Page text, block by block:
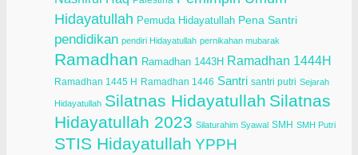
Hidayatullah Pemuda Hidayatullah Pena Santri
pendidikan pendiri Hidayatullah pernikahan mubarak
Ramadhan Ramadhan 1443H Ramadhan 1444H
Ramadhan 1445 H Ramadhan 1446 Santri santri putri Sejarah
Hidayatullah Silatnas Hidayatullah Silatnas
Hidayatullah 2023 Silaturahim Syawal SMH SMH Putri
STIS Hidayatullah YPPH